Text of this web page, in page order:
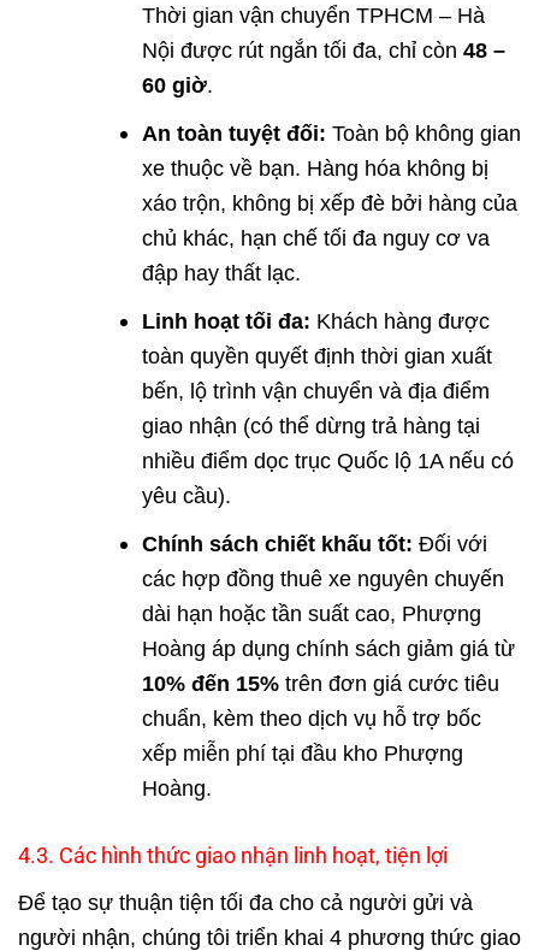
Thời gian vận chuyển TPHCM – Hà
Nội được rút ngắn tối đa, chỉ còn 48 –
60 giờ.
An toàn tuyệt đối: Toàn bộ không gian
xe thuộc về bạn. Hàng hóa không bị
xáo trộn, không bị xếp đè bởi hàng của
chủ khác, hạn chế tối đa nguy cơ va
đập hay thất lạc.
Linh hoạt tối đa: Khách hàng được
toàn quyền quyết định thời gian xuất
bến, lộ trình vận chuyển và địa điểm
giao nhận (có thể dừng trả hàng tại
nhiều điểm dọc trục Quốc lộ 1A nếu có
yêu cầu).
Chính sách chiết khấu tốt: Đối với
các hợp đồng thuê xe nguyên chuyến
dài hạn hoặc tần suất cao, Phượng
Hoàng áp dụng chính sách giảm giá từ
10% đến 15% trên đơn giá cước tiêu
chuẩn, kèm theo dịch vụ hỗ trợ bốc
xếp miễn phí tại đầu kho Phượng
Hoàng.
4.3. Các hình thức giao nhận linh hoạt, tiện lợi
Để tạo sự thuận tiện tối đa cho cả người gửi và
người nhận, chúng tôi triển khai 4 phương thức giao